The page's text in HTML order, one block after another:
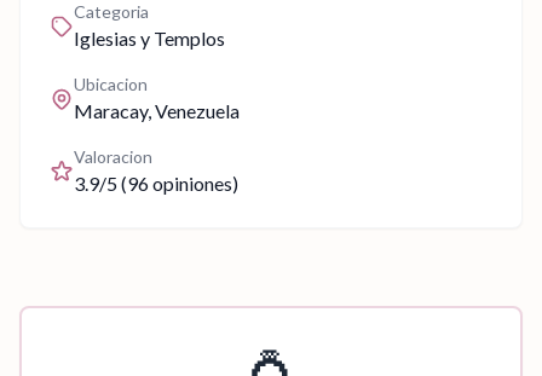
Categoria
Iglesias y Templos
Ubicacion
Maracay, Venezuela
Valoracion
3.9/5 (96opiniones)